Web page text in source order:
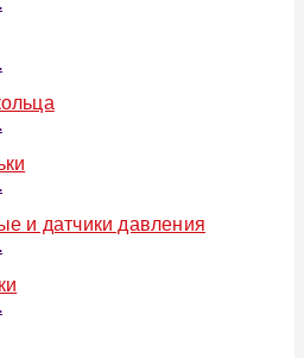
и датчики давления